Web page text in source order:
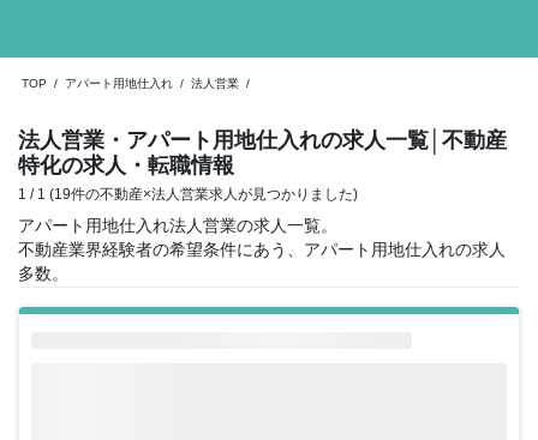
TOP / アパート用地仕入れ / 法人営業 /
法人営業・アパート用地仕入れの求人一覧 │不動産
特化の求人・転職情報
1 / 1 (19件の不動産×法人営業求人が見つかりました)
アパート用地仕入れ法人営業の求人一覧。
不動産業界経験者の希望条件にあう、アパート用地仕入れの求人
多数。